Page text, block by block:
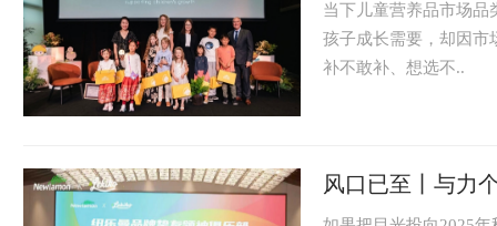
当下儿童营养品市场品
孩子成长需要，却因市
补不敢补、想选不..
风口已至丨与力